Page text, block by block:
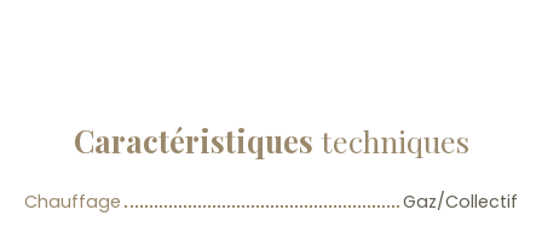
Caractéristiques techniques
Chauffage
Gaz/Collectif